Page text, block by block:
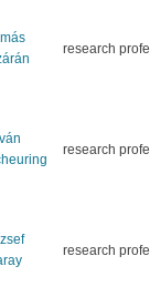
research
research
research